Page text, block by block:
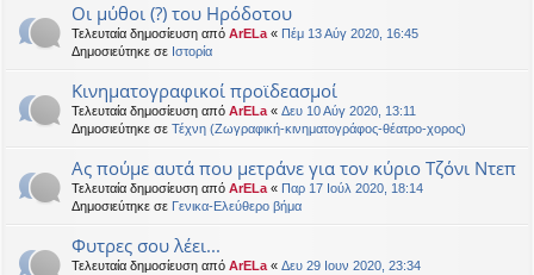
Οι μύθοι (?) του Ηρόδοτου
Τελευταία δημοσίευση από ArELa « Πέμ 13 Αύγ 2020, 16:45
Δημοσιεύτηκε σε Ιστορία
Κινηματογραφικοί προϊδεασμοί
Τελευταία δημοσίευση από ArELa « Δευ 10 Αύγ 2020, 13:11
Δημοσιεύτηκε σε Τέχνη (Ζωγραφική-κινηματογράφος-θέατρο-χορος)
Ας πούμε αυτά που μετράνε για τον κύριο Τζόνι Ντεπ
Τελευταία δημοσίευση από ArELa « Παρ 17 Ιούλ 2020, 18:14
Δημοσιεύτηκε σε Γενικα-Ελεύθερο βήμα
Φυτρες σου λέει...
Τελευταία δημοσίευση από ArELa « Δευ 29 Ιουν 2020, 23:34